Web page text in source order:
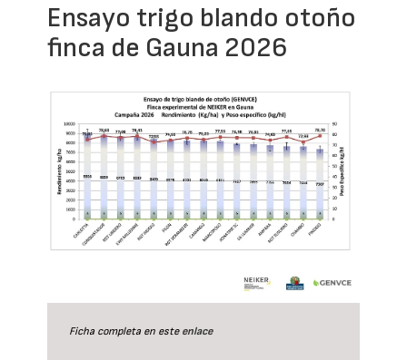
Ensayo trigo blando otoño
finca de Gauna 2026
Ficha completa en este enlace